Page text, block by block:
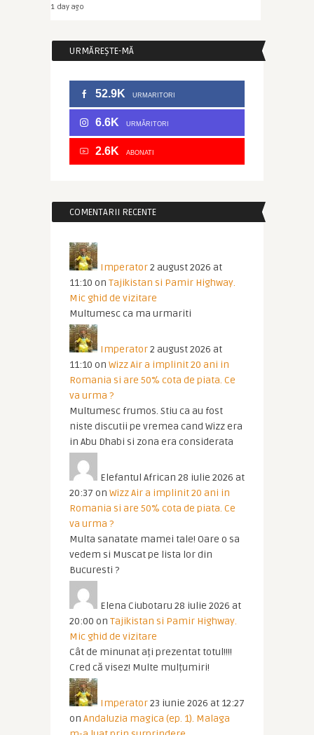
1 day ago
URMĂREȘTE-MĂ
52.9K URMARITORI
6.6K URMĂRITORI
2.6K ABONATI
COMENTARII RECENTE
Imperator2 august 2026 at
11:10 on Tajikistan si Pamir Highway.
Mic ghid de vizitare
Multumesc ca ma urmariti
Imperator2 august 2026 at
11:10 on Wizz Air a implinit 20 ani in
Romania si are 50% cota de piata. Ce
va urma ?
Multumesc frumos. Stiu ca au fost
niste discutii pe vremea cand Wizz era
in Abu Dhabi si zona era considerata
Elefantul African 28 iulie 2026 at
20:37 on Wizz Air a implinit 20 ani in
Romania si are 50% cota de piata. Ce
va urma ?
Multa sanatate mamei tale! Oare o sa
vedem si Muscat pe lista lor din
Bucuresti ?
Elena Ciubotaru 28 iulie 2026 at
20:00 on Tajikistan si Pamir Highway.
Mic ghid de vizitare
Cât de minunat ați prezentat totul!!!!
Cred că visez! Multe mulțumiri!
Imperator23 iunie 2026 at 12:27
on Andaluzia magica (ep. 1). Malaga